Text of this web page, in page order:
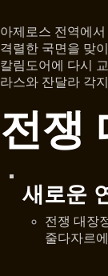
아제로스 전역에
격렬한 국면을 맞
칼림도어에 다시
라스와 잔달라 각
전쟁
새로운
전쟁 대장
줄다자르